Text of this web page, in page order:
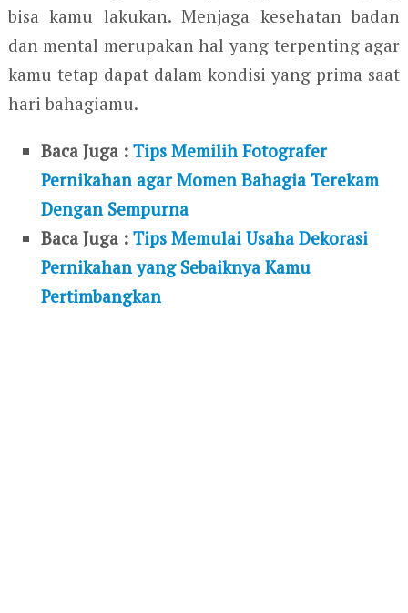
bisa kamu lakukan. Menjaga kesehatan badan
dan mental merupakan hal yang terpenting agar
kamu tetap dapat dalam kondisi yang prima saat
hari bahagiamu.
Baca Juga :Tips Memilih Fotografer
Pernikahan agar Momen Bahagia Terekam
Dengan Sempurna
Baca Juga :Tips Memulai Usaha Dekorasi
Pernikahan yang Sebaiknya Kamu
Pertimbangkan